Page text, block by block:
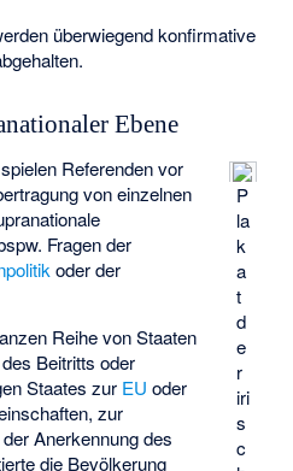
überwiegend konfirmative
Ebene
P
la
k
a
t
d
e
r
iri
s
c
Referenden vor
von einzelnen
Fragen der
oder der
Reihe von Staaten
Beitritts oder
Staates zur EU oder
zur
Anerkennung des
die Bevölkerung